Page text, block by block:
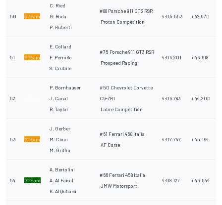
50 GTEam
C. Ried
G. Roda
P. Ruberti
#88 Porsche 911 GT3 RSR
Proton Competition
4:05.553 + 42.970
51 GTEam
E. Collard
F. Perrodo
S. Crubile
#75 Porsche 911 GT3 RSR
Prospeed Racing
4:06.201 + 43.618
52
P. Bornhauser
J. Canal
R. Taylor
#50 Chevrolet Corvette
C6-ZR1
Labre Compétition
4:06.783 + 44.200
53 GTEam
J. Gerber
M. Cioci
M. Griffin
#61 Ferrari 458 Italia
AF Corse
4:07.747 + 45.164
54 GTEpro
A. Bertolini
A. Al Faisal
K. Al Qubaisi
#66 Ferrari 458 Italia
JMW Motorsport
4:08.127 + 45.544